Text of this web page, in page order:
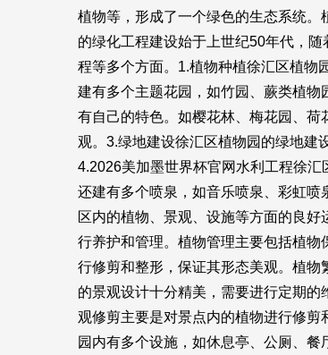
植物等，形成了一个绿色的生态系统
的绿化工程建设始于上世纪50年代，
程等多个方面。1.植物种植徐汇区植物
建有多个主题花园，如竹园、蕨类植
有自己的特色。如樱花林、梅花园、
观。3.绿地建设徐汇区植物园的绿地建
4.2026美加墨世界杯官网 水利工程徐汇
还建有多个喷泉，如音乐喷泉、彩虹
区内的植物、景观、设施等方面的良
行养护和管理。植物管理主要包括植
行修剪和整形，保证其形态美观。植
的景观设计十分精美，需要进行定期
观修剪主要是对景点内的植物进行修
园内有多个设施，如休息亭、公厕、